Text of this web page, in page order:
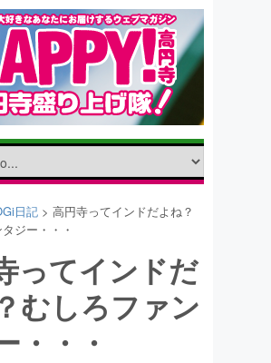
日記 > 高円寺ってインドだよね？
ジー・・・
ってインドだ
むしろファン
・・・